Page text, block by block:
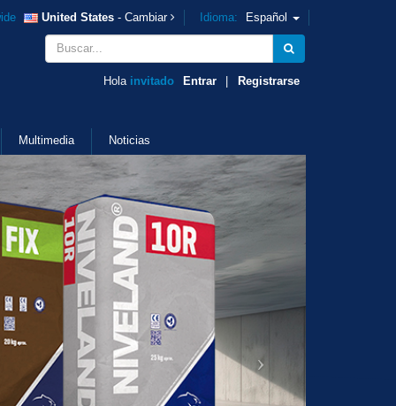
United States - Cambiar Idioma: Español
Hola invitado Entrar Registrarse
Multimedia Noticias